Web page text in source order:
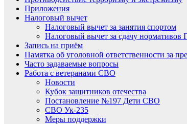
Приложения
Налоговый вычет
Налоговый вычет за занятия спортом
Налоговый вычет за сдачу нормативов
Запись на приём
Памятка об уголовной ответственности за
Часто задаваемые вопросы
Работа с ветеранами СВО
Новости
Кубок защитников отечества
Постановление №197 Дети СВО
СВО Ук-235
Меры поддержки